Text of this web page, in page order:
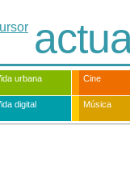
urbana Cine
digital Música